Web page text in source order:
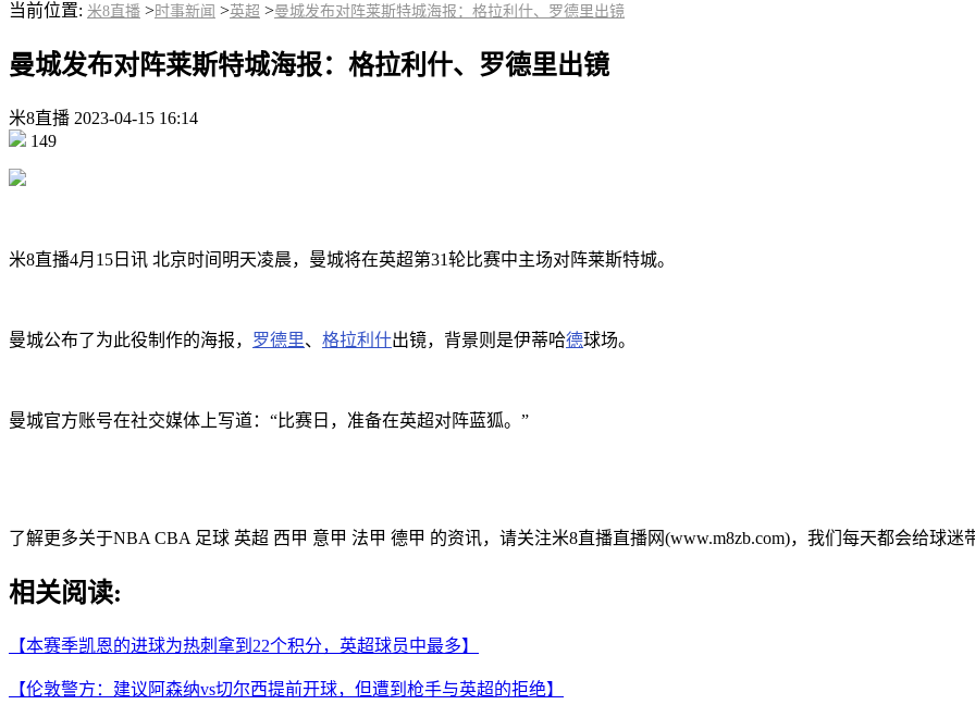
当前位置: 米8直播 >时事新闻 >英超 >曼城发布对阵莱斯特城海报：格拉利什、罗德里出镜
曼城发布对阵莱斯特城海报：格拉利什、罗德里出镜
米8直播 2023-04-15 16:14
149
米8直播4月15日讯 北京时间明天凌晨，曼城将在英超第31轮比赛中主场对阵莱斯特城。
曼城公布了为此役制作的海报， 罗德里、 格拉利什出镜，背景则是伊蒂哈德球场。
曼城官方账号在社交媒体上写道：“比赛日，准备在英超对阵蓝狐。”
了解更多关于NBA CBA 足球 英超 西甲 意甲 法甲 德甲 的资讯，请关注米8直播直播网(www.m8zb.com)，我们每天都会给球迷
相关阅读:
【本赛季凯恩的进球为热刺拿到22个积分，英超球员中最多】
【伦敦警方：建议阿森纳vs切尔西提前开球，但遭到枪手与英超的拒绝】